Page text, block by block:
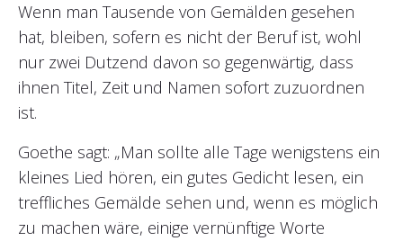
Wenn man Tausende von Gemälden gesehen
hat, bleiben, sofern es nicht der Beruf ist, wohl
nur zwei Dutzend davon so gegenwärtig, dass
ihnen Titel, Zeit und Namen sofort zuzuordnen
ist.
Goethe sagt: „Man sollte alle Tage wenigstens ein
kleines Lied hören, ein gutes Gedicht lesen, ein
treffliches Gemälde sehen und, wenn es möglich
zu machen wäre, einige vernünftige Worte